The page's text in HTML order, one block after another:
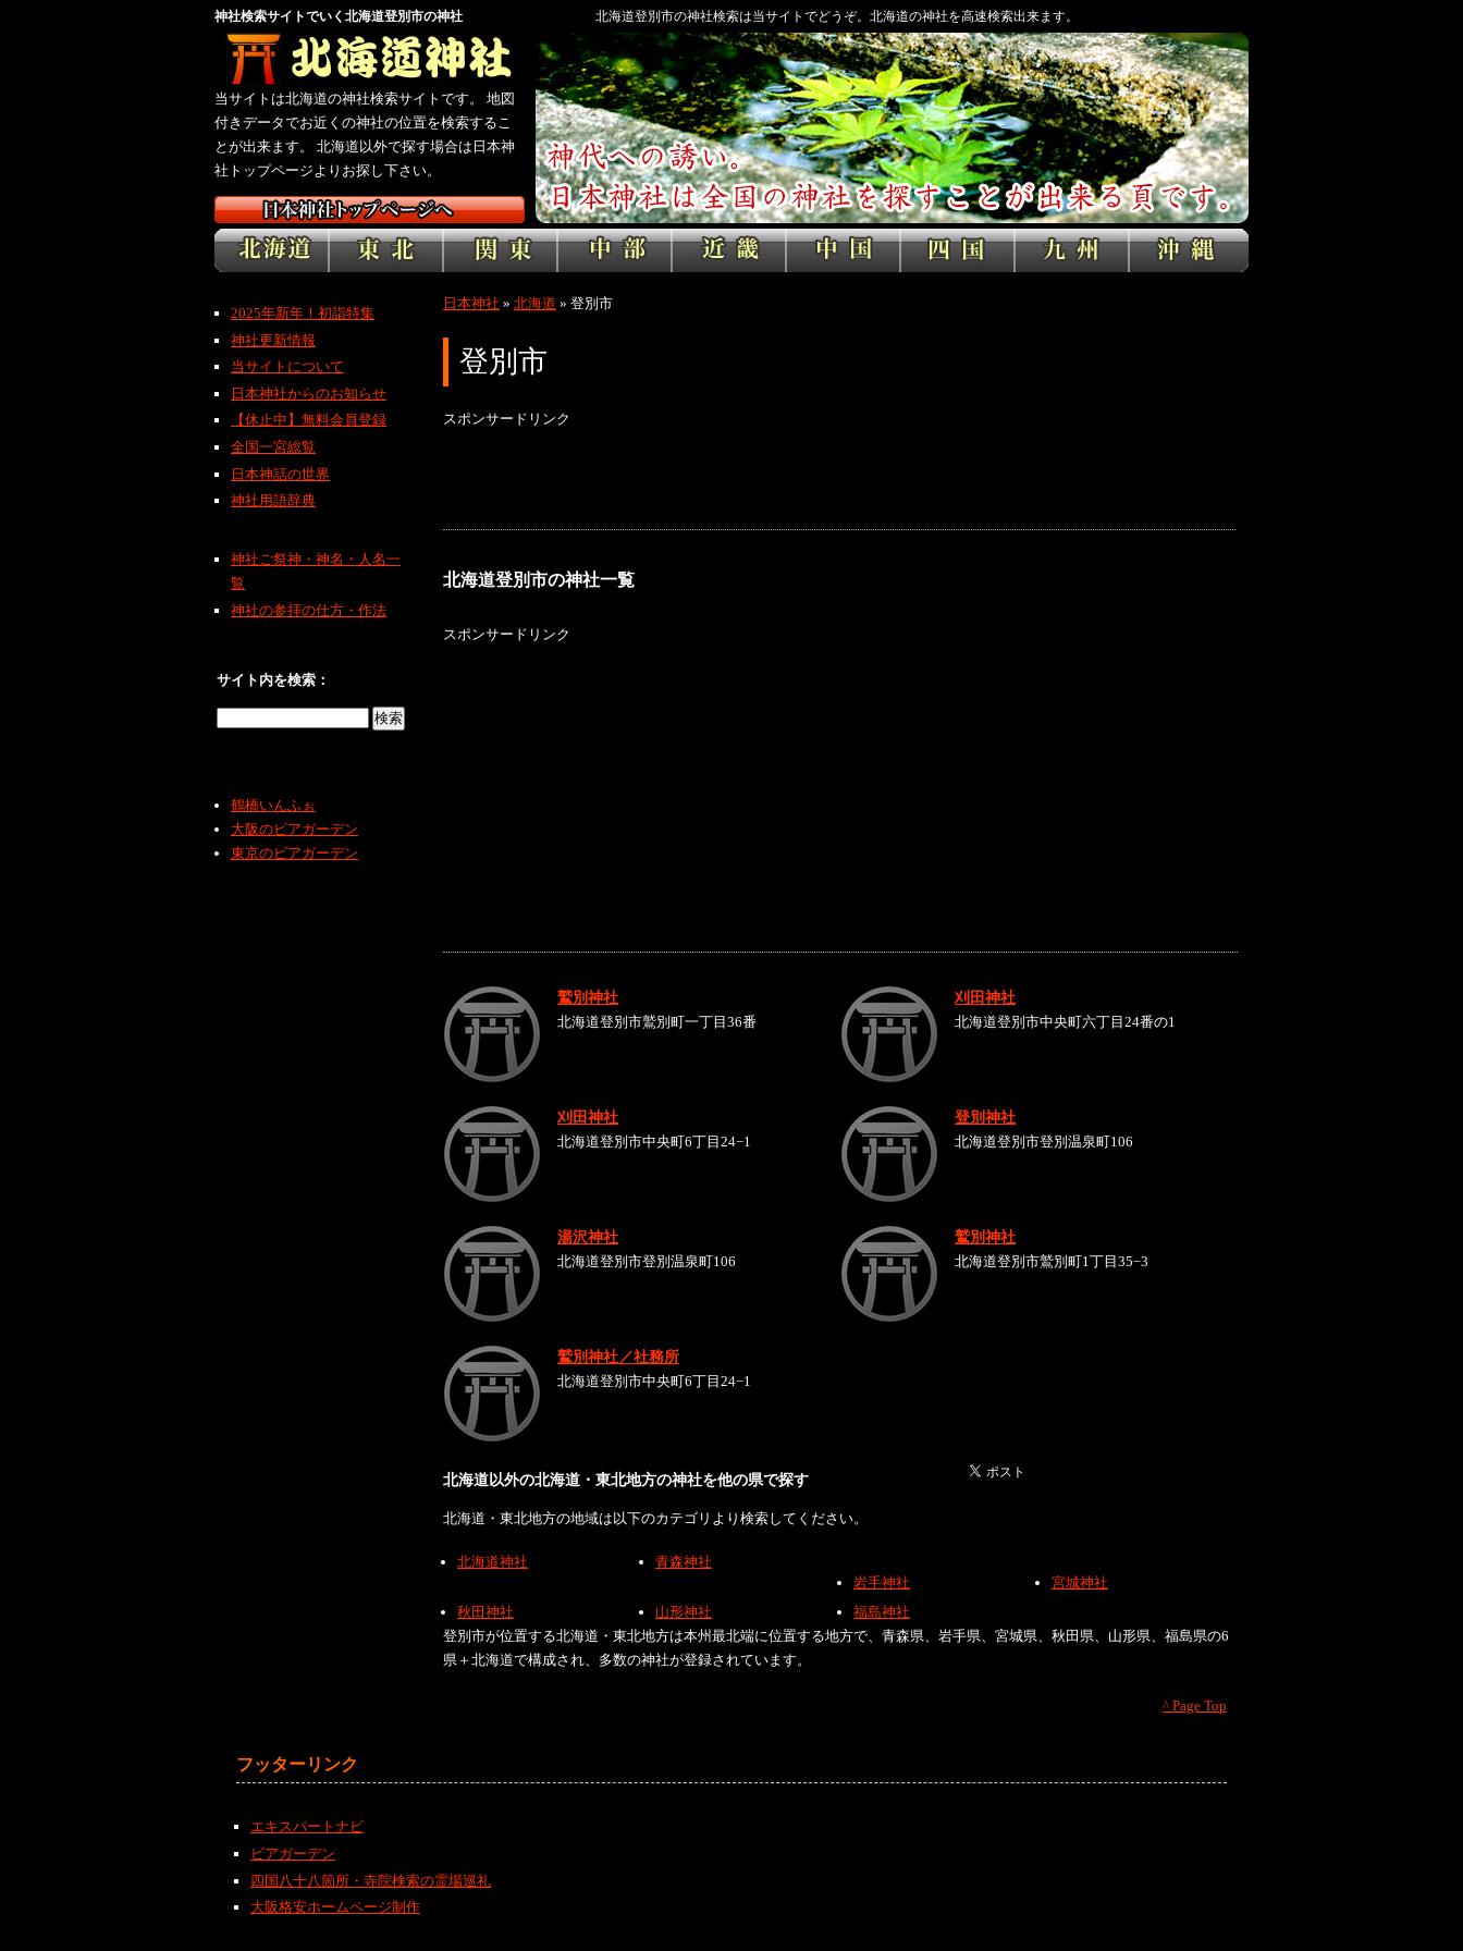
神社検索サイトでいく北海道登別市の神社 北海道登別市の神社検索は当サイトでどうぞ。北海道の神社を高速検索出来ます。
当サイトは北海道の神社検索サイトです。 地図
付きデータでお近くの神社の位置を検索するこ
とが出来ます。 北海道以外で探す場合は日本神
社トップページよりお探し下さい。
日本神社 » 北海道 » 登別市
登別市
スポンサードリンク
北海道登別市の神社一覧
スポンサードリンク
鷲別神社
北海道登別市鷲別町一丁目36番
刈田神社
北海道登別市中央町六丁目24番の1
刈田神社
北海道登別市中央町6丁目24−1
登別神社
北海道登別市登別温泉町106
湯沢神社
北海道登別市登別温泉町106
鷲別神社
北海道登別市鷲別町1丁目35−3
鷲別神社／社務所
北海道登別市中央町6丁目24−1
北海道以外の北海道・東北地方の神社を他の県で探す
北海道・東北地方の地域は以下のカテゴリより検索してください。
北海道神社
青森神社
岩手神社
宮城神社
秋田神社
山形神社
福島神社
登別市が位置する北海道・東北地方は本州最北端に位置する地方で、青森県、岩手県、宮城県、秋田県、山形県、福島県の6
県＋北海道で構成され、多数の神社が登録されています。
2025年新年！初詣特集
神社更新情報
当サイトについて
日本神社からのお知らせ
【休止中】無料会員登録
全国一宮総覧
日本神話の世界
神社用語辞典
神社ご祭神・神名・人名一
覧
神社の参拝の仕方・作法
サイト内を検索：
鶴橋いんふぉ
大阪のビアガーデン
東京のビアガーデン
^ Page Top
フッターリンク
エキスパートナビ
ビアガーデン
四国八十八箇所・寺院検索の霊場巡礼
大阪格安ホームページ制作